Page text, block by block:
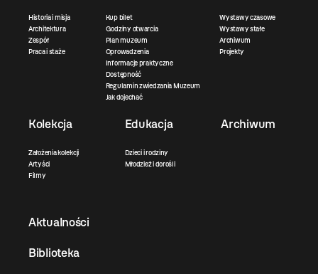
Historia i misja
Architektura
Zespół
Praca i staże
Kup bilet
Godziny otwarcia
Plan muzeum
Oprowadzenia
Informacje praktyczne
Dostępność
Regulamin zwiedzania Muzeum
Jak dojechać
Wystawy czasowe
Wystawy stałe
Archiwum
Projekty
Kolekcja
Założenia kolekcji
Artyści
Filmy
Edukacja
Dzieci i rodziny
Młodzież i dorośli
Archiwum
Aktualności
Biblioteka